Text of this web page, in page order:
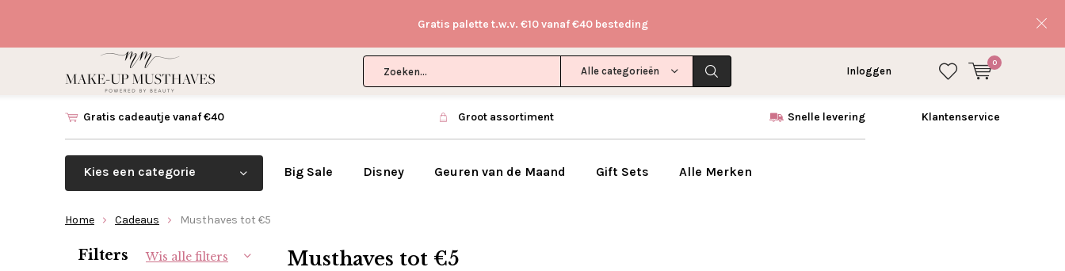
Alle categorieën Inloggen
0
Gratis palette t.w.v. €10 vanaf €40 besteding
Gratis cadeautje vanaf €40 Groot assortiment Snelle levering Klantenservice
Kies een categorie Big Sale Disney Geuren van de Maand Gift Sets Alle Merken
Home Cadeaus Musthaves tot €5
Musthaves tot €5
Sorteren op:
Filters Wis alle filters